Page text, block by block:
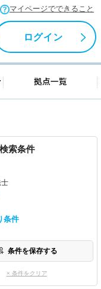
マイページでできること
ログイン
キャリアアドバイザー紹介
索条件
条件
条件を保存する
× 条件をクリア